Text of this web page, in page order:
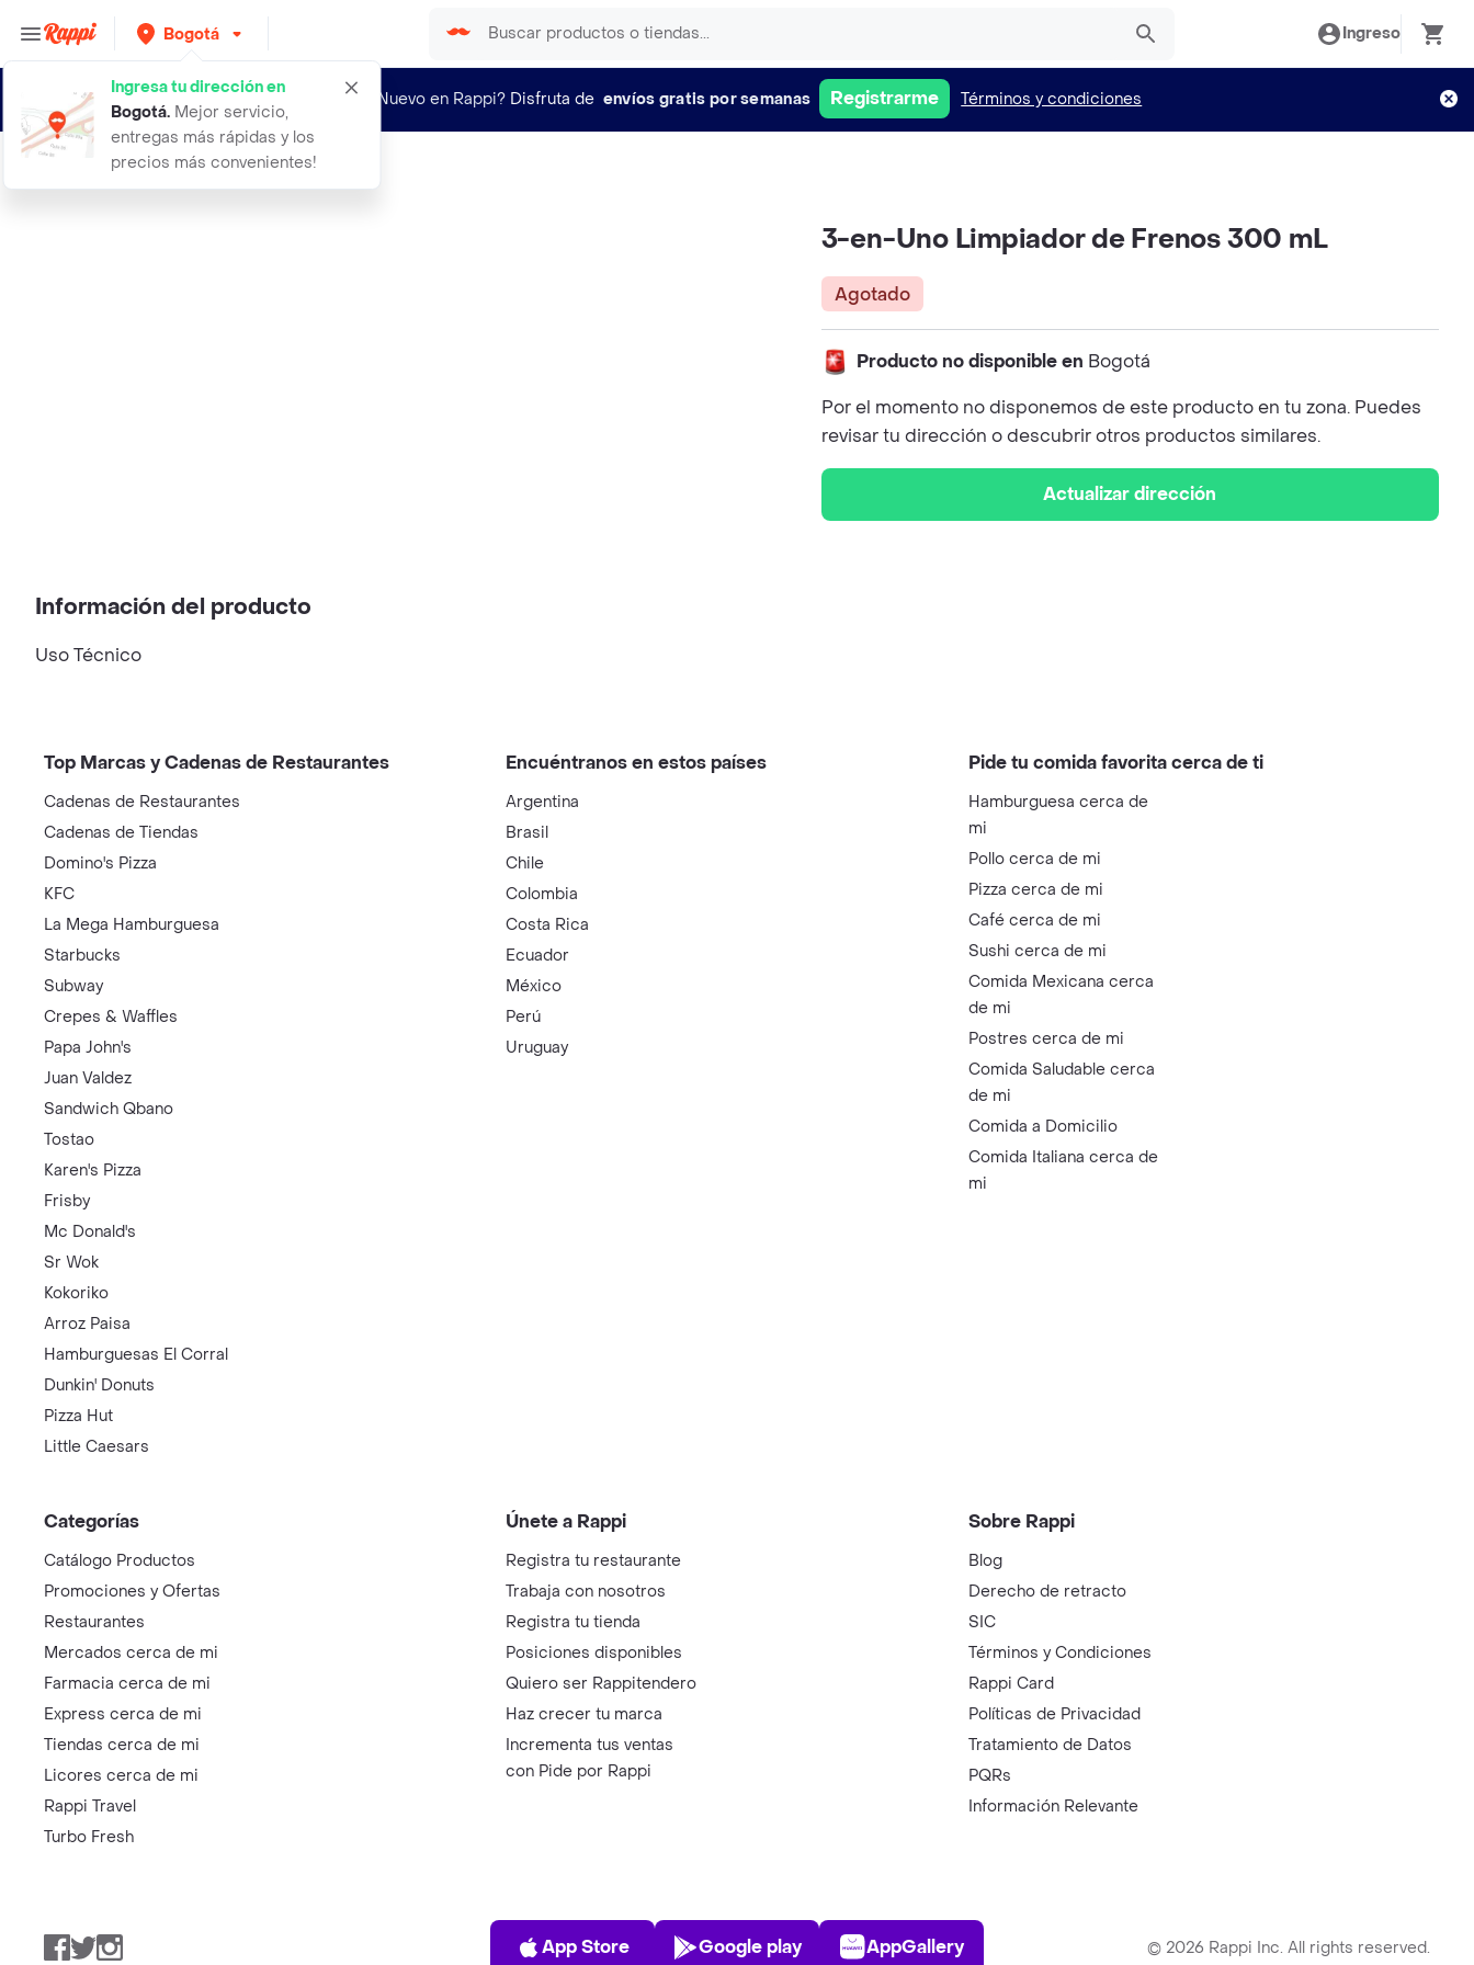
Bogotá
Ingresa tu dirección en
Bogotá. Mejor servicio,
entregas más rápidas y los
precios más convenientes!
Ingreso
¿Nuevo en Rappi? Disfruta de envíos gratis por semanas Registrarme Términos y condiciones
3 en uno limpiador de frenos 300 ml
3-en-Uno Limpiador de Frenos 300 mL
Agotado
Producto no disponible en Bogotá
Por el momento no disponemos de este producto en tu zona. Puedes
revisar tu dirección o descubrir otros productos similares.
Actualizar dirección
Información del producto
Uso Técnico
Top Marcas y Cadenas de Restaurantes
Cadenas de Restaurantes
Cadenas de Tiendas
Domino's Pizza
KFC
La Mega Hamburguesa
Starbucks
Subway
Crepes & Waffles
Papa John's
Juan Valdez
Sandwich Qbano
Tostao
Karen's Pizza
Frisby
Mc Donald's
Sr Wok
Kokoriko
Arroz Paisa
Hamburguesas El Corral
Dunkin' Donuts
Pizza Hut
Little Caesars
Encuéntranos en estos países
Argentina
Brasil
Chile
Colombia
Costa Rica
Ecuador
México
Perú
Uruguay
Pide tu comida favorita cerca de ti
Hamburguesa cerca de
mi
Pollo cerca de mi
Pizza cerca de mi
Café cerca de mi
Sushi cerca de mi
Comida Mexicana cerca
de mi
Postres cerca de mi
Comida Saludable cerca
de mi
Comida a Domicilio
Comida Italiana cerca de
mi
Categorías
Catálogo Productos
Promociones y Ofertas
Restaurantes
Mercados cerca de mi
Farmacia cerca de mi
Express cerca de mi
Tiendas cerca de mi
Licores cerca de mi
Rappi Travel
Turbo Fresh
Únete a Rappi
Registra tu restaurante
Trabaja con nosotros
Registra tu tienda
Posiciones disponibles
Quiero ser Rappitendero
Haz crecer tu marca
Incrementa tus ventas
con Pide por Rappi
Sobre Rappi
Blog
Derecho de retracto
SIC
Términos y Condiciones
Rappi Card
Políticas de Privacidad
Tratamiento de Datos
PQRs
Información Relevante
Facebook
TwitterInstagram
App Store
App Store
Play Store
Google play
AppGallery
AppGallery © 2026 Rappi Inc. All rights reserved.